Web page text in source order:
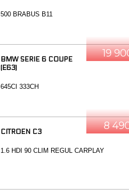
500 BRABUS B11
19
BMW SERIE 6 COUPE
(E63)
645CI 333CH
8
CITROEN C3
1.6 HDI 90 CLIM REGUL CARPLAY